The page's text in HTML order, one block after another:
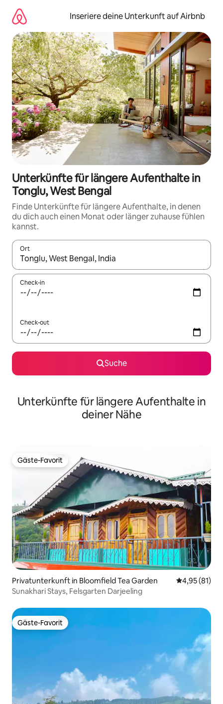
Inhalten
springen
Inseriere deine Unterkunft auf Airbnb
Unterkünfte für längere Aufenthalte in
Tonglu, West Bengal
Finde Unterkünfte für längere Aufenthalte, in denen
du dich auch einen Monat oder länger zuhause fühlen
kannst.
Ort
Wenn Ergebnisse verfügbar sind, navigiere mit den
Check-in
Check-out
Suche
Unterkünfte für längere Aufenthalte in
deiner Nähe
Gäste-Favorit
Gäste-Favorit
Privatunterkunft in Bloomfield Tea Garden
4,95 (81)
Sunakhari Stays, Felsgarten Darjeeling
Gäste-Favorit
Gäste-Favorit